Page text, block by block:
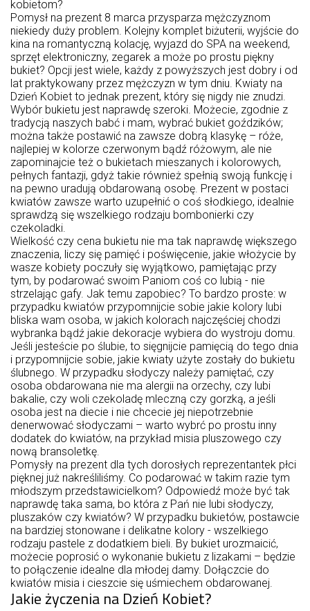
kobietom?
Pomysł na prezent 8 marca przysparza mężczyznom
niekiedy duży problem. Kolejny komplet biżuterii, wyjście do
kina na romantyczną kolację, wyjazd do SPA na weekend,
sprzęt elektroniczny, zegarek a może po prostu piękny
bukiet? Opcji jest wiele, każdy z powyższych jest dobry i od
lat praktykowany przez mężczyzn w tym dniu. Kwiaty na
Dzień Kobiet to jednak prezent, który się nigdy nie znudzi.
Wybór bukietu jest naprawdę szeroki. Możecie, zgodnie z
tradycją naszych babć i mam, wybrać bukiet goździków;
można także postawić na zawsze dobrą klasykę – róże,
najlepiej w kolorze czerwonym bądź różowym, ale nie
zapominajcie też o bukietach mieszanych i kolorowych,
pełnych fantazji, gdyż takie również spełnią swoją funkcję i
na pewno uradują obdarowaną osobę. Prezent w postaci
kwiatów zawsze warto uzupełnić o coś słodkiego, idealnie
sprawdzą się wszelkiego rodzaju bombonierki czy
czekoladki.
Wielkość czy cena bukietu nie ma tak naprawdę większego
znaczenia, liczy się pamięć i poświęcenie, jakie włożycie by
wasze kobiety poczuły się wyjątkowo, pamiętając przy
tym, by podarować swoim Paniom coś co lubią - nie
strzelając gafy. Jak temu zapobiec? To bardzo proste: w
przypadku kwiatów przypomnijcie sobie jakie kolory lubi
bliska wam osoba, w jakich kolorach najczęściej chodzi
wybranka bądź jakie dekoracje wybiera do wystroju domu.
Jeśli jesteście po ślubie, to sięgnijcie pamięcią do tego dnia
i przypomnijcie sobie, jakie kwiaty użyte zostały do bukietu
ślubnego. W przypadku słodyczy należy pamiętać, czy
osoba obdarowana nie ma alergii na orzechy, czy lubi
bakalie, czy woli czekoladę mleczną czy gorzką, a jeśli
osoba jest na diecie i nie chcecie jej niepotrzebnie
denerwować słodyczami – warto wybrć po prostu inny
dodatek do kwiatów, na przykład misia pluszowego czy
nową bransoletkę.
Pomysły na prezent dla tych dorosłych reprezentantek płci
pięknej już nakreśliliśmy. Co podarować w takim razie tym
młodszym przedstawicielkom? Odpowiedź może być tak
naprawdę taka sama, bo która z Pań nie lubi słodyczy,
pluszaków czy kwiatów? W przypadku bukietów, postawcie
na bardziej stonowane i delikatne kolory - wszelkiego
rodzaju pastele z dodatkiem bieli. By bukiet urozmaicić,
możecie poprosić o wykonanie bukietu z lizakami – będzie
to połączenie idealne dla młodej damy. Dołączcie do
kwiatów misia i cieszcie się uśmiechem obdarowanej.
Jakie życzenia na Dzień Kobiet?